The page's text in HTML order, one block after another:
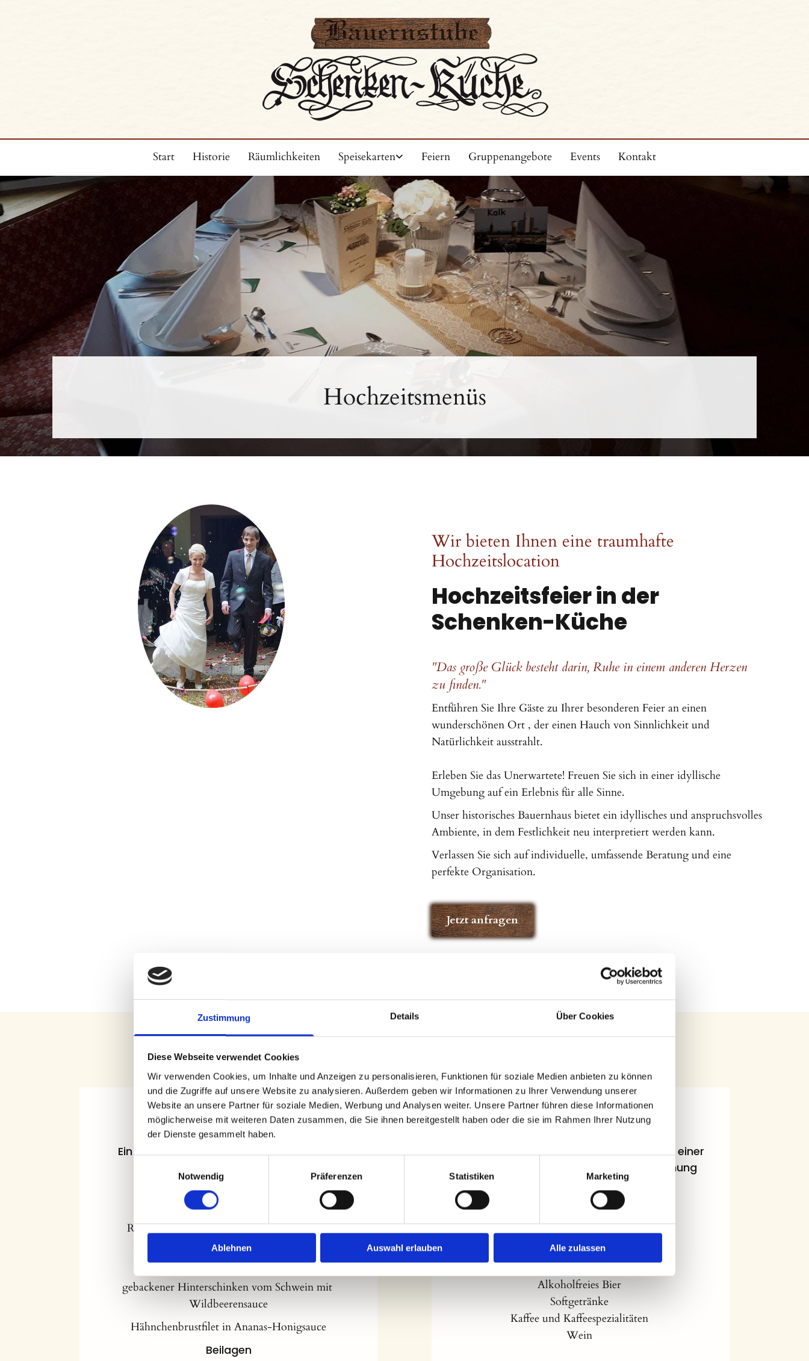
Zustimmung Details Über Cookies
Diese Webseite verwendet Cookies
Wir verwenden Cookies, um Inhalte und Anzeigen zu personalisieren, Funktionen für soziale Medien anbieten zu können
und die Zugriffe auf unsere Website zu analysieren. Außerdem geben wir Informationen zu Ihrer Verwendung unserer
Website an unsere Partner für soziale Medien, Werbung und Analysen weiter. Unsere Partner führen diese Informationen
möglicherweise mit weiteren Daten zusammen, die Sie ihnen bereitgestellt haben oder die sie im Rahmen Ihrer Nutzung
der Dienste gesammelt haben.
Notwendig
Präferenzen Statistiken Marketing
Ablehnen Auswahl erlauben Alle zulassen
Start Historie Räumlichkeiten Speisekarten Feiern Gruppenangebote Events Kontakt
Hochzeitsmenüs
Wir bieten Ihnen eine traumhafte
Hochzeitslocation
Hochzeitsfeier in der
Schenken-Küche
"Das große Glück besteht darin, Ruhe in einem anderen Herzen
zu finden."
Entführen Sie Ihre Gäste zu Ihrer besonderen Feier an einen
wunderschönen Ort , der einen Hauch von Sinnlichkeit und
Natürlichkeit ausstrahlt.
Erleben Sie das Unerwartete! Freuen Sie sich in einer idyllische
Umgebung auf ein Erlebnis für alle Sinne.
Unser historisches Bauernhaus bietet ein idyllisches und anspruchsvolles
Ambiente, in dem Festlichkeit neu interpretiert werden kann.
Verlassen Sie sich auf individuelle, umfassende Beratung und eine
perfekte Organisation.
Jetzt anfragen
Hochzeitsmenü
Ein Beispiel eines Menüvorschlags für Ihre
Am Tisch serviert
Rinderkraftbrühe mit Gemüse, Nudeln und
Eierstich
Vom Buffet
gebackener Hinterschinken vom Schwein mit
Wildbeerensauce
Hähnchenbrustfilet in Ananas-Honigsauce
Beilagen
Getränke
Wählen Sie bei den Getränken zwischen einer
Pauschale oder einer Individualabrechnung
Pauschalbeispiel
Cocktailempfang
Landbier dunkel, Veltins
Hefeweizen
Alkoholfreies Bier
Softgetränke
Kaffee und Kaffeespezialitäten
Wein